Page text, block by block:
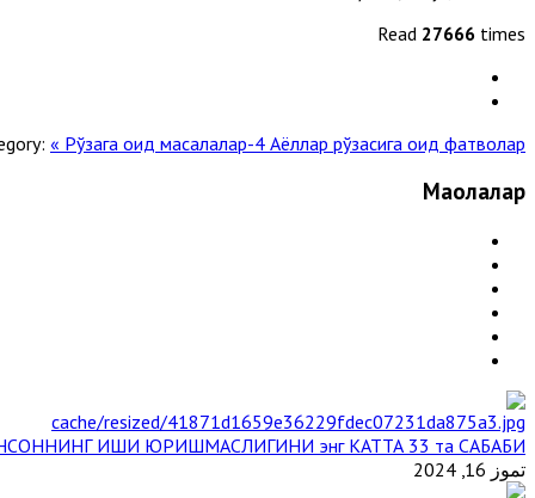
Read 27666 times
« Рўзага оид масалалар-4 Аёллар рўзасига оид фатволар »
Мақолалар
ИШИ ЮРИШМАСЛИГИНИ энг КАТТА 33 та САБАБИ
تموز 16, 2024